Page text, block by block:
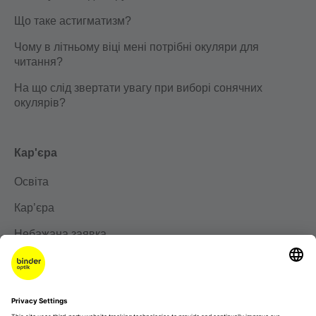
Що таке астигматизм?
Чому в літньому віці мені потрібні окуляри для
читання?
На що слід звертати увагу при виборі сонячних
окулярів?
Кар'єра
Освіта
Кар’єра
Небажана заявка